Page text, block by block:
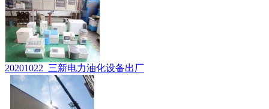
20201022_三新电力油化设备出厂